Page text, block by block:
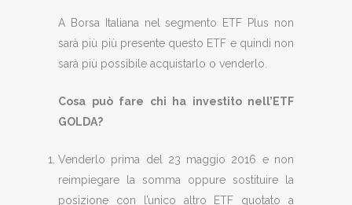
A Borsa Italiana nel segmento ETF Plus non
sarà più più presente questo ETF e quindi non
sarà più possibile acquistarlo o venderlo.
Cosa può fare chi ha investito nell’ETF
GOLDA?
Venderlo prima del 23 maggio 2016 e non
reimpiegare la somma oppure sostituire la
posizione con l’unico altro ETF quotato a